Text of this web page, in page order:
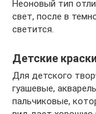
Неоновый тип
свет, после в
светится.
Детские краски
Для детского
гуашевые,
пальчиковые,